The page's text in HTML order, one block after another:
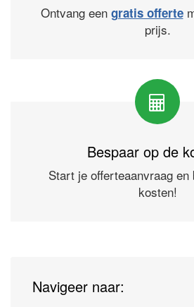
Ontvang een gratis offerte
prijs.
Bespaar op de
Start je offerteaanvraag en
kosten!
Navigeer naar: